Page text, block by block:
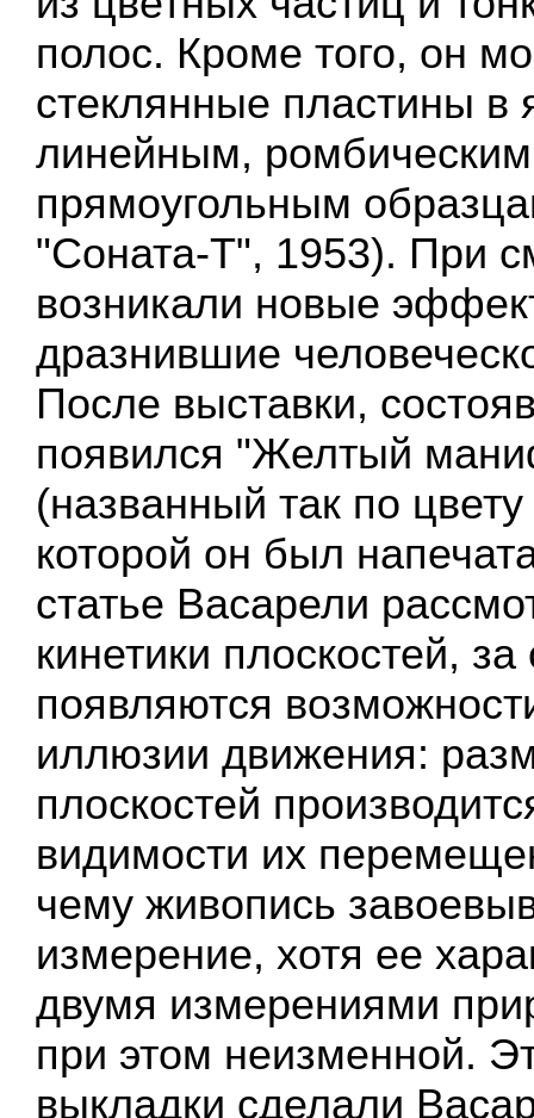
полос. Кроме того, он
стеклянные пластины в
линейным,
прямоугольным
"Соната-Т", 1953). При
возникали новые
дразнившие
После выставки,
появился "Желтый
(названный так по
которой он был
статье Васарели
кинетики плоскостей, за
появляются
иллюзии движения:
плоскостей
видимости их
чему живопись
измерение, хотя ее
двумя измерениями
при этом неизменной.
выкладки сделали